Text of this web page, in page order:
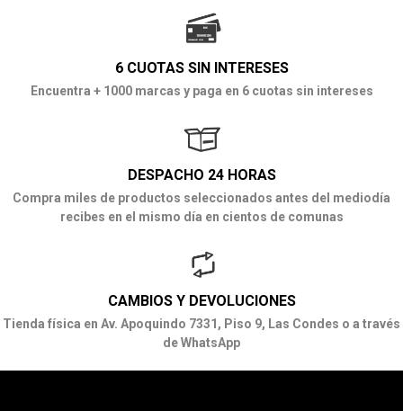
6 CUOTAS SIN INTERESES
Encuentra + 1000 marcas y paga en 6 cuotas sin intereses
DESPACHO 24 HORAS
Compra miles de productos seleccionados antes del mediodía
recibes en el mismo día en cientos de comunas
CAMBIOS Y DEVOLUCIONES
Tienda física en Av. Apoquindo 7331, Piso 9, Las Condes o a través
de WhatsApp